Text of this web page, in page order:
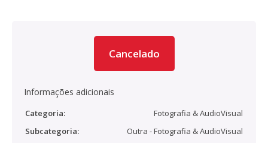
Cancelado
Informações adicionais
Categoria:
Fotografia & AudioVisual
Subcategoria:
Outra - Fotografia & AudioVisual